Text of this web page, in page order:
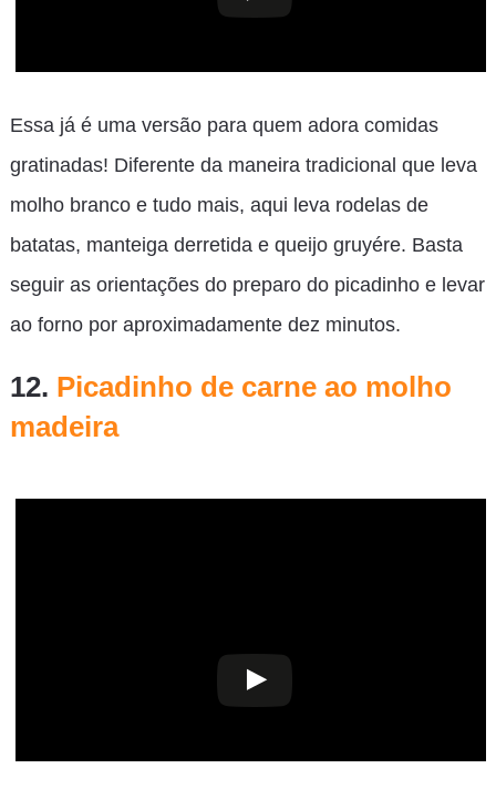
Essa já é uma versão para quem adora comidas
gratinadas! Diferente da maneira tradicional que leva
molho branco e tudo mais, aqui leva rodelas de
batatas, manteiga derretida e queijo gruyére. Basta
seguir as orientações do preparo do picadinho e levar
ao forno por aproximadamente dez minutos.
12. Picadinho de carne ao molho
madeira